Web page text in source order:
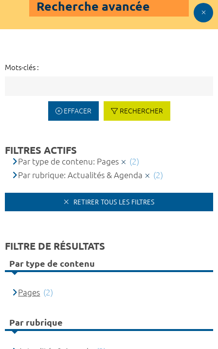
Recherche avancée
Mots-clés :
EFFACER RECHERCHER
FILTRES ACTIFS
Par type de contenu: Pages
(2)
Par rubrique: Actualités & Agenda
(2)
RETIRER TOUS LES FILTRES
FILTRE DE RÉSULTATS
Par type de contenu
Pages (2)
Par rubrique